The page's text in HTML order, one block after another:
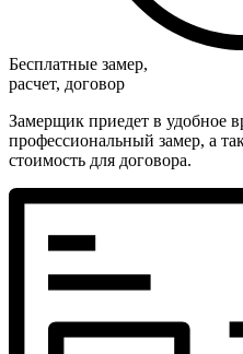
Бесплатные замер,
расчет, договор
Замерщик приедет в удобное
профессиональный замер, а
стоимость для договора.